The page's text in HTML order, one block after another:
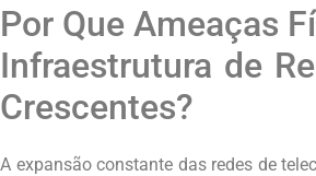
Por Que Ameaças
Infraestrutura de
Crescentes?
A expansão constante das redes de